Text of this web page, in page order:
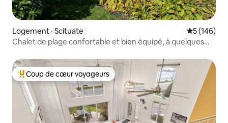
Logement · Scituate Note
5 (146)
Chalet de plage confortable et bien équipé, à quelques
Coup de cœur voyageurs parmi les plus aimés
Coup de cœur voyageurs